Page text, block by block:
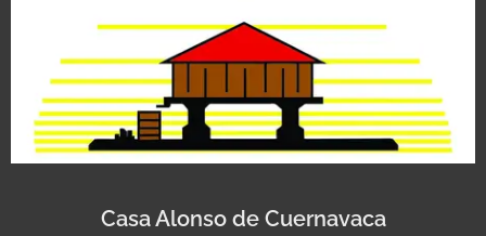
Casa Alonso de Cuernavaca